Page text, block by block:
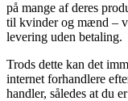
på mange af deres
til kvinder og mænd –
levering uden betaling.
Trods dette kan det
internet forhandlere
handler, således at du